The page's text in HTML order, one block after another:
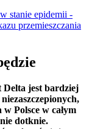
stanie epidemii -
przemieszczania
Delta jest bardziej
Polsce w całym
dotknie.